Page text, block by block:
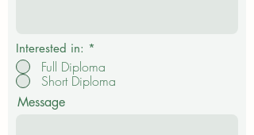
Interested in: *
Full Diploma
Short Diploma
Message